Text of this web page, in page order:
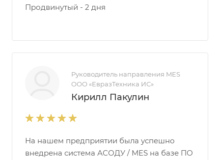
Продвинутый - 2 дня
Руководитель направления MES ​
ООО «ЕвразТехника ИС»
Кирилл Пакулин
На нашем предприятии была успешно
внедрена система АСОДУ / MES на базе ПО